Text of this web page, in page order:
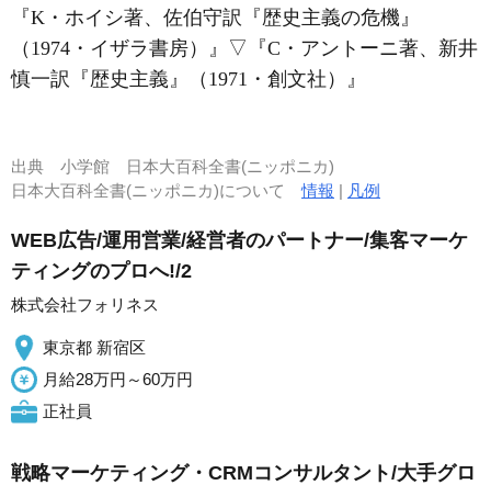
『K・ホイシ著、佐伯守訳『歴史主義の危機』
（1974・イザラ書房）』 ▽ 『C・アントーニ著、新井
慎一訳『歴史主義』（1971・創文社）』
出典 小学館 日本大百科全書(ニッポニカ)
日本大百科全書(ニッポニカ)について情報 | 凡例
WEB広告/運用営業/経営者のパートナー/集客マーケ
ティングのプロへ!/2
株式会社フォリネス
東京都 新宿区
月給28万円～60万円
正社員
戦略マーケティング・CRMコンサルタント/大手グロ